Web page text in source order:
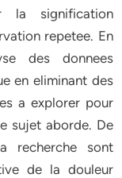
la signification
repetee. En
des donnees
en eliminant des
a explorer pour
sujet aborde. De
recherche sont
de la douleur